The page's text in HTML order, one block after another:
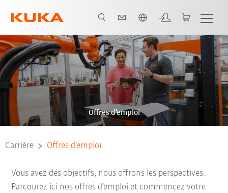
Offres d’emploi
Carrière Offres d’emploi
Vous avez des objectifs, nous offrons les perspectives.
Parcourez ici nos offres d’emploi et commencez votre